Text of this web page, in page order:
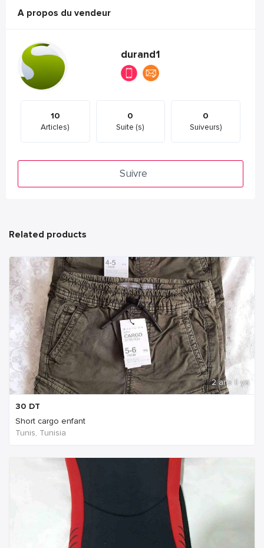
A propos du vendeur
durand1
10
Articles)
0
Suite (s)
0
Suiveurs)
Suivre
Related products
2 ans Il ya
30 DT
Short cargo enfant
Tunis, Tunisia